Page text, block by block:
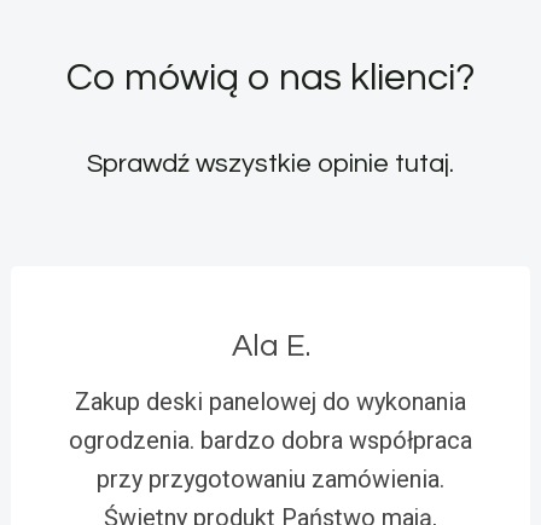
Co mówią o nas klienci?
Sprawdź wszystkie opinie tutaj.
Ala E.
Zakup deski panelowej do wykonania
ogrodzenia. bardzo dobra współpraca
przy przygotowaniu zamówienia.
Świetny produkt Państwo mają,